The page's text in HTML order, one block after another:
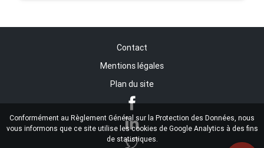
Conformément au Règlement Général sur la Protection des Données, nous
vous informons que ce site utilise les cookies de Google Analytics à des fins
de statistiques.
Contact
Mentions légales
Plan du site